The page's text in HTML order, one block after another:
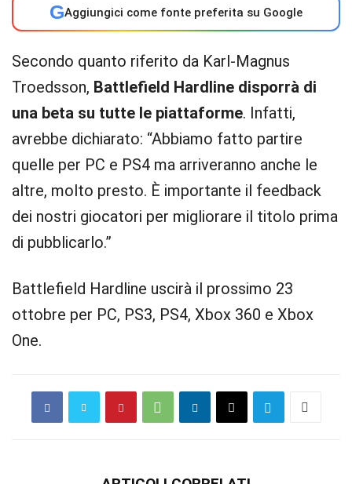
GAggiungici come fonte preferita su Google
Secondo quanto riferito da Karl-Magnus
Troedsson, Battlefield Hardline disporrà di
una beta su tutte le piattaforme. Infatti,
avrebbe dichiarato: “Abbiamo fatto partire
quelle per PC e PS4 ma arriveranno anche le
altre, molto presto. È importante il feedback
dei nostri giocatori per migliorare il titolo prima
di pubblicarlo.”
Battlefield Hardline uscirà il prossimo 23
ottobre per PC, PS3, PS4, Xbox 360 e Xbox
One.